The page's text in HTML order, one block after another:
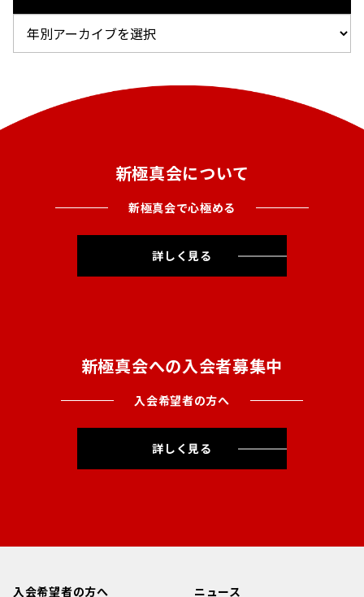
新極真会について
新極真会で心極める
詳しく見る
新極真会への入会者募集中
入会希望者の方へ
詳しく見る
入会希望者の方へ ニュース